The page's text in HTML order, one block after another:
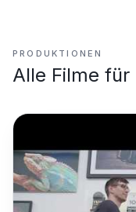
PRODUKTIONEN
Alle Filme für